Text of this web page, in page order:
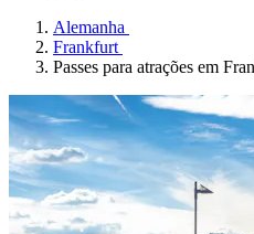
Alemanha
Frankfurt
Passes para atrações em